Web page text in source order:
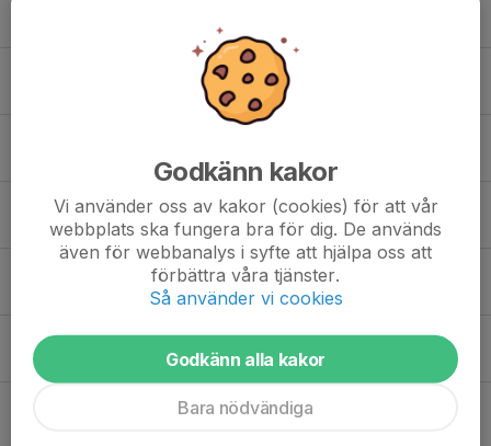
15. Fabian Andreasson
16. Abdul Rahman Alahmad
19. Viktor Ternrud
Godkänn kakor
Vi använder oss av kakor (cookies) för att vår
webbplats ska fungera bra för dig. De används
även för webbanalys i syfte att hjälpa oss att
förbättra våra tjänster.
Så använder vi cookies
Godkänn alla kakor
Bara nödvändiga